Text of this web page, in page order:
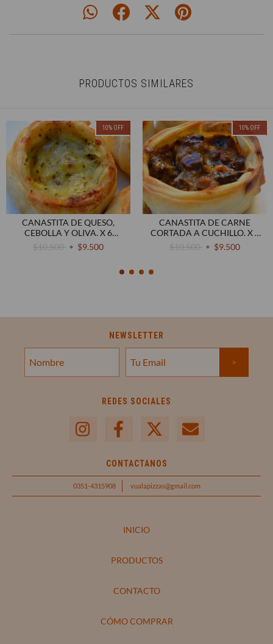
PRODUCTOS SIMILARES
10% OFF
CANASTITA DE QUESO,
CEBOLLA Y OLIVA. X 6
UNIDADES
$10.500 $9.500
10% OFF
CANASTITA DE CARNE
CORTADA A CUCHILLO. X 6
UNIDADES
$10.500 $9.500
NEWSLETTER
REDES SOCIALES
CONTACTANOS
0351-4315908 vualapizzas@gmail.com
INICIO
PRODUCTOS
CONTACTO
CÓMO COMPRAR